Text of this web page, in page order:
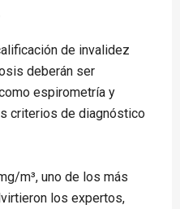
de invalidez
deberán ser
espirometría y
criterios de diagnóstico
m³, uno de los más
los expertos,